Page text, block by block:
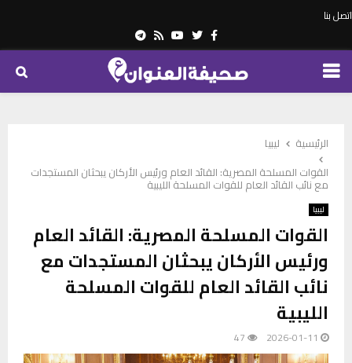
اتصل بنا
Facebook
Twitter
Youtube
Rss
Telegram
PRIMARY
الرئيسية
ليبيا
القوات المسلحة المصرية: القائد العام ورئيس الأركان يبحثان المستجدات
مع نائب القائد العام للقوات المسلحة الليبية
ليبيا
القوات المسلحة المصرية: القائد العام
ورئيس الأركان يبحثان المستجدات مع
نائب القائد العام للقوات المسلحة
الليبية
2026-01-11
47